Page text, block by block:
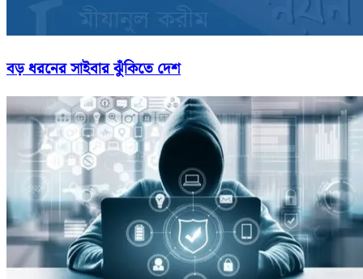
বড় ধরনের সাইবার ঝুঁকিতে দেশ